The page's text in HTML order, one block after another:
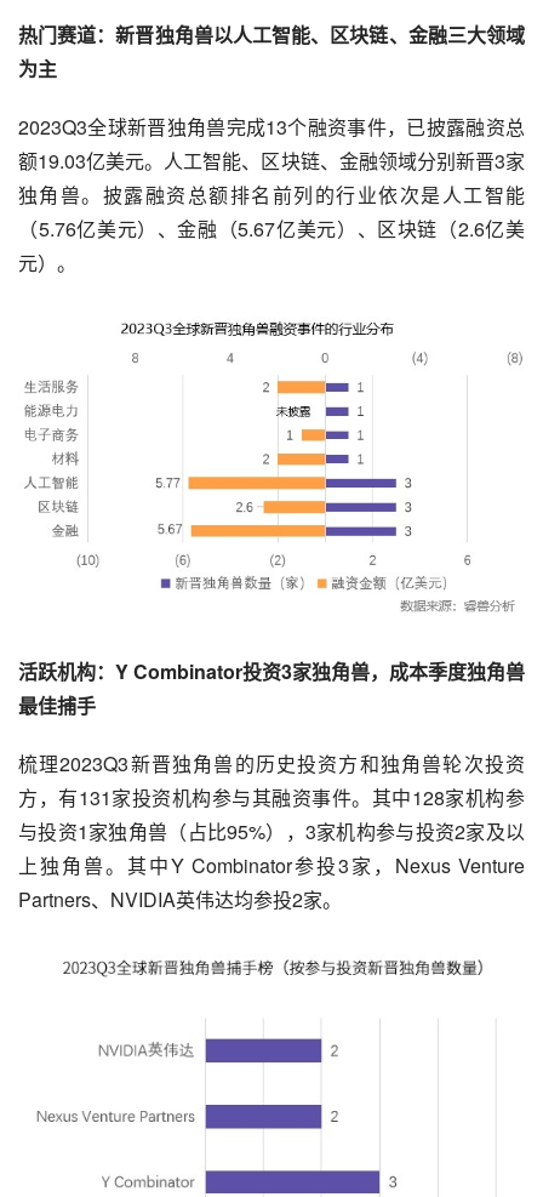
热门赛道：新晋独角兽以人工智能、区块链、金融三大领域
为主
2023Q3全球新晋独角兽完成13个融资事件，已披露融资总
额19.03亿美元。人工智能、区块链、金融领域分别新晋3家
独角兽。披露融资总额排名前列的行业依次是人工智能
（5.76亿美元）、金融（5.67亿美元）、区块链（2.6亿美
元）。
活跃机构：Y Combinator投资3家独角兽，成本季度独角兽
最佳捕手
梳理2023Q3新晋独角兽的历史投资方和独角兽轮次投资
方，有131家投资机构参与其融资事件。其中128家机构参
与投资1家独角兽（占比95%），3家机构参与投资2家及以
上独角兽。其中Y Combinator参投3家，Nexus Venture
Partners、NVIDIA英伟达均参投2家。